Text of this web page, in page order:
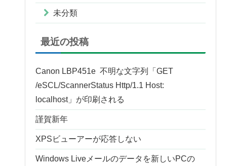
未分類
最近の投稿
Canon LBP451e 不明な文字列「GET
/eSCL/ScannerStatus Http/1.1 Host:
localhost」が印刷される
謹賀新年
XPSビューアーが応答しない
Windows Liveメールのデータを新しいPCの